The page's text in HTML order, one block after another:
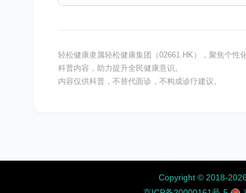
轻松健康隶属轻松健康集团（02661.HK），聚焦个性
科普内容，助力提升全民健康意识。
内容仅供科普，不替代面诊，不构成诊疗建议。
Copyright ©️ 2018-